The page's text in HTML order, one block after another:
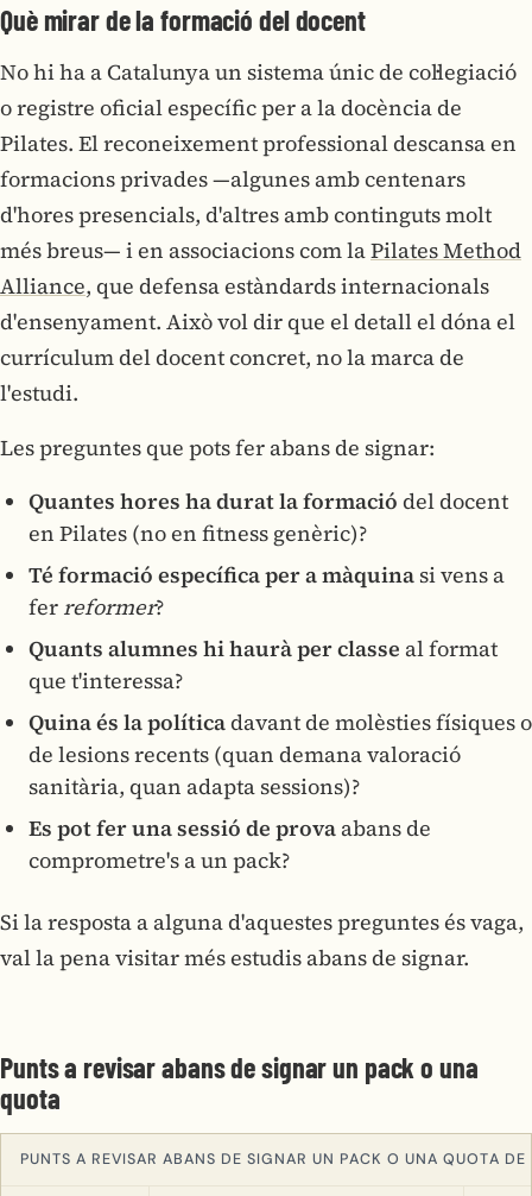
Què mirar de la formació del docent
No hi ha a Catalunya un sistema únic de col·legiació
o registre oficial específic per a la docència de
Pilates. El reconeixement professional descansa en
formacions privades —algunes amb centenars
d'hores presencials, d'altres amb continguts molt
més breus— i en associacions com laPilates Method
Alliance, que defensa estàndards internacionals
d'ensenyament. Això vol dir que el detall el dóna el
currículum del docent concret, no la marca de
l'estudi.
Les preguntes que pots fer abans de signar:
Quantes hores ha durat la formació del docent
en Pilates (no en fitness genèric)?
Té formació específica per a màquina si vens a
fer reformer?
Quants alumnes hi haurà per classe al format
que t'interessa?
Quina és la políticadavant de molèsties físiques o
de lesions recents (quan demana valoració
sanitària, quan adapta sessions)?
Es pot fer una sessió de prova abans de
comprometre's a un pack?
Si la resposta a alguna d'aquestes preguntes és vaga,
val la pena visitar més estudis abans de signar.
Punts a revisar abans de signar un pack o una
quota
PUNTS A REVISAR ABANS DE SIGNAR UN PACK O UNA QUOTA DE